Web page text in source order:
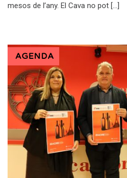
mesos de l’any. El Cava no pot […]
AGENDA